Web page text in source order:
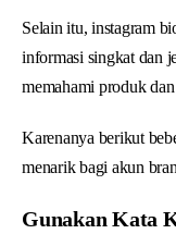
Selain itu, instagram
informasi singkat dan
memahami produk
Karenanya berikut
menarik bagi akun
Gunakan Kata